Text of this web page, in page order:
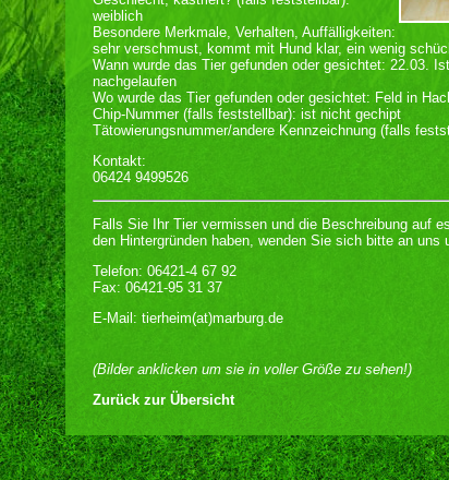
weiblich
Besondere Merkmale, Verhalten, Auffälligkeiten:
sehr verschmust, kommt mit Hund klar, ein wenig
Wann wurde das Tier gefunden oder gesichtet: 22.03.
nachgelaufen
Wo wurde das Tier gefunden oder gesichtet: Feld in
Chip-Nummer (falls feststellbar): ist nicht gechipt
Tätowierungsnummer/andere Kennzeichnung (falls
Kontakt:
06424 9499526
Falls Sie Ihr Tier vermissen und die Beschreibung auf
den Hintergründen haben, wenden Sie sich bitte an uns
Telefon: 06421-4 67 92
Fax: 06421-95 31 37
E-Mail: tierheim(at)marburg.de
(Bilder anklicken um sie in voller Größe zu sehen!)
Zurück zur Übersicht